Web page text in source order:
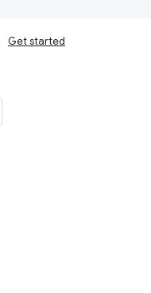
Get started